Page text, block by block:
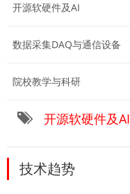
开源软硬件及AI
数据采集DAQ与通信设备
院校教学与科研
开源软硬件及AI
技术趋势